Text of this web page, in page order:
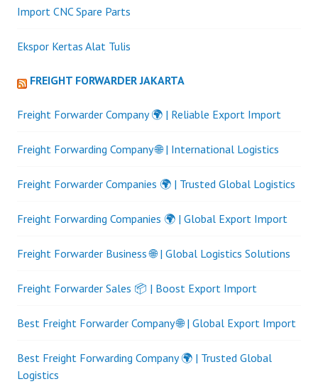
Import CNC Spare Parts
Ekspor Kertas Alat Tulis
FREIGHT FORWARDER JAKARTA
Freight Forwarder Company 🌍 | Reliable Export Import
Freight Forwarding Company 🌐 | International Logistics
Freight Forwarder Companies 🌍 | Trusted Global Logistics
Freight Forwarding Companies 🌍 | Global Export Import
Freight Forwarder Business 🌐 | Global Logistics Solutions
Freight Forwarder Sales 📦 | Boost Export Import
Best Freight Forwarder Company 🌐 | Global Export Import
Best Freight Forwarding Company 🌍 | Trusted Global
Logistics